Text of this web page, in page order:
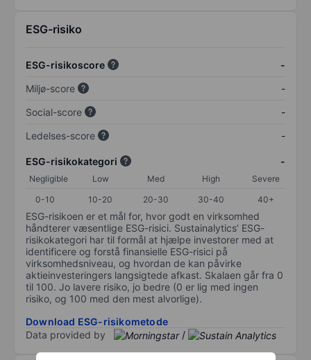
ESG-risiko
ESG-risikoscore
-
Miljø-score
-
Social-score
-
Ledelses-score
-
ESG-risikokategori -
Negligible Low Med High
Severe
0-10
10-20 20-30 30-40 40+
ESG-risikoen er et mål for, hvor godt en virksomhed
håndterer væsentlige ESG-risici. Sustainalytics’ ESG-
risikokategori har til formål at hjælpe investorer med at
identificere og forstå finansielle ESG-risici på
virksomhedsniveau, og hvordan de kan påvirke
aktieinvesteringers langsigtede afkast. Skalaen går fra 0
til 100. Jo lavere risiko, jo bedre (0 er lig med ingen
risiko, og 100 med den mest alvorlige).
Download ESG-risikometode
Data provided by
/